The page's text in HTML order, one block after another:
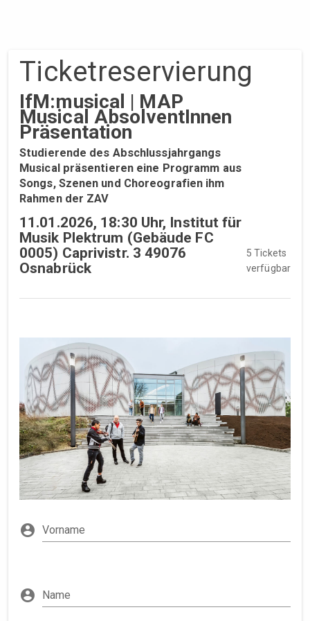
Ticket­reservierung
IfM:musical | MAP
Musical AbsolventInnen
Präsentation
Studierende des Abschlussjahrgangs
Musical präsentieren eine Programm aus
Songs, Szenen und Choreografien ihm
Rahmen der ZAV
11.01.2026, 18:30 Uhr, Institut für
Musik Plektrum (Gebäude FC
0005) Caprivistr. 3 49076
Osnabrück
5 Tickets
verfügbar
Vorname
Name